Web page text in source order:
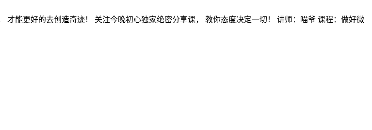
能更好的去创造奇迹！ 关注今晚初心独家绝密分享课， 教你态度决定一切！ 讲师：喵爷 课程：做好微